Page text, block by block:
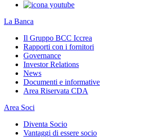
La Banca
Il Gruppo BCC Iccrea
Rapporti con i fornitori
Governance
Investor Relations
News
Documenti e informative
Area Riservata CDA
Area Soci
Diventa Socio
Vantaggi di essere socio